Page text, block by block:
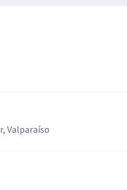
Valparaíso